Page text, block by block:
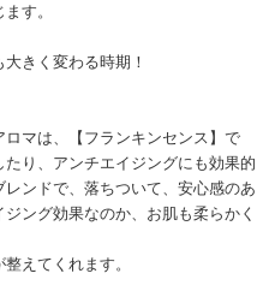
す。
きく変わる時期！
マは、【フランキンセンス】で
り、アンチエイジングにも効果的
ンドで、落ちついて、安心感のあ
ング効果なのか、お肌も柔らかく
えてくれます。